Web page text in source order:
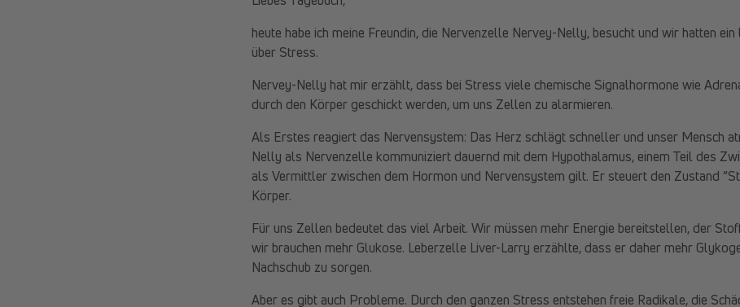
heute habe ich meine Freundin, die Nervenzelle Nervey-Nelly, besucht und wir hatten ein
über Stress.
Nervey-Nelly hat mir erzählt, dass bei Stress viele chemische Signalhormone wie
durch den Körper geschickt werden, um uns Zellen zu alarmieren.
Als Erstes reagiert das Nervensystem: Das Herz schlägt schneller und unser Mensch
Nelly als Nervenzelle kommuniziert dauernd mit dem Hypothalamus, einem Teil des
als Vermittler zwischen dem Hormon und Nervensystem gilt. Er steuert den Zustand
Körper.
Für uns Zellen bedeutet das viel Arbeit. Wir müssen mehr Energie bereitstellen, der
wir brauchen mehr Glukose. Leberzelle Liver-Larry erzählte, dass er daher mehr
Nachschub zu sorgen.
Aber es gibt auch Probleme. Durch den ganzen Stress entstehen freie Radikale, die